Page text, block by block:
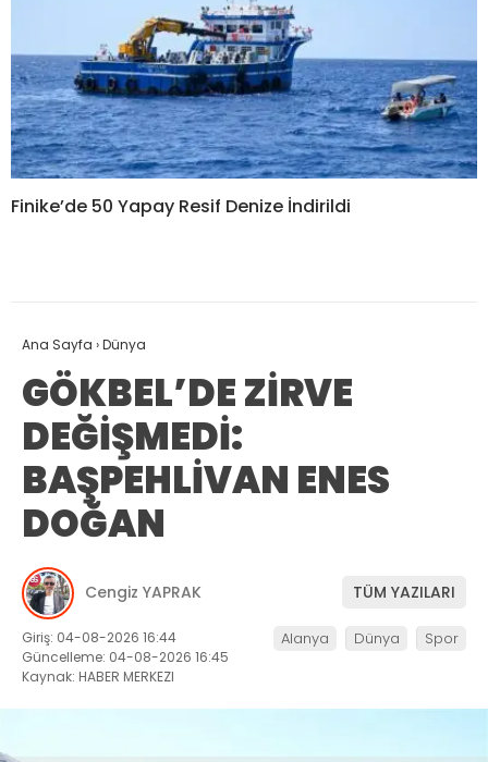
Finike’de 50 Yapay Resif Denize İndirildi
Ana Sayfa ›Dünya
GÖKBEL’DE ZİRVE
DEĞİŞMEDİ:
BAŞPEHLİVAN ENES
DOĞAN
Cengiz YAPRAK TÜM YAZILARI
Giriş: 04-08-2026 16:44
Güncelleme: 04-08-2026 16:45
Kaynak: HABER MERKEZI
Alanya Dünya Spor